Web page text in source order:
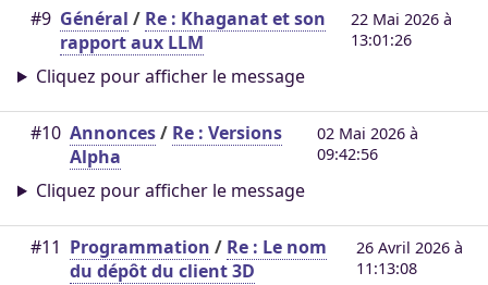
#9 Général / Re : Khaganat et son
rapport aux LLM
22 Mai 2026 à
13:01:26
Cliquez pour afficher le message
#10 Annonces/ Re : Versions
Alpha
02 Mai 2026 à
09:42:56
Cliquez pour afficher le message
#11 Programmation / Re : Le nom
du dépôt du client 3D
26 Avril 2026 à
11:13:08